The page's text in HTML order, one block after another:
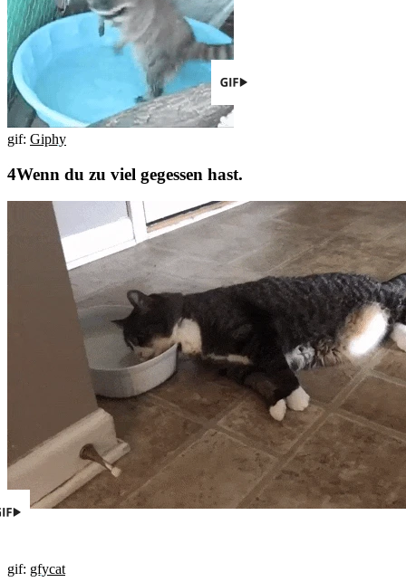
gif: Giphy
Wenn du zu viel gegessen hast.
gif: gfycat